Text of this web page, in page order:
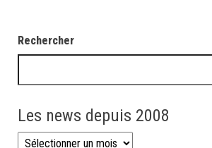
Rechercher
Les news depuis 2008
Les news depuis 2008